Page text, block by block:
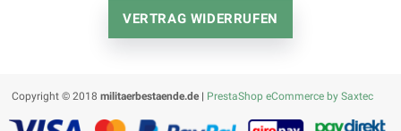
VERTRAG WIDERRUFEN
Copyright © 2018 militaerbestaende.de | PrestaShop eCommerce by Saxtec